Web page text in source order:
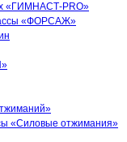
«ГИМНАСТ-PRO»
«ФОРСАЖ»
«Силовые отжимания»